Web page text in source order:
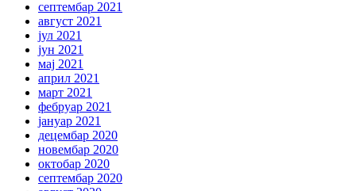
септембар 2021
август 2021
јул 2021
јун 2021
мај 2021
април 2021
март 2021
фебруар 2021
јануар 2021
децембар 2020
новембар 2020
октобар 2020
септембар 2020